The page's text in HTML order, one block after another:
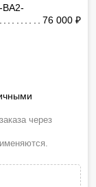
BA2-
76 000
через